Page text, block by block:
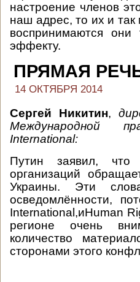
настроение членов
наш адрес, то их и так
воспринимаются
эффекту.
ПРЯМАЯ
14 ОКТЯБРЯ 2014
Сергей Никитин, д
Международной
International:
Путин заявил, что
организаций
Украины. Эти
осведомлённости,
International,иHuman
регионе очень
количество
сторонами этого